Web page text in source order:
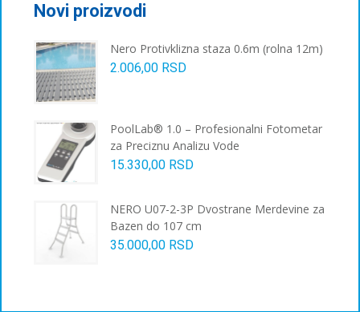
Novi proizvodi
Nero Protivklizna staza 0.6m (rolna 12m)
2.006,00 RSD
PoolLab® 1.0 – Profesionalni Fotometar
za Preciznu Analizu Vode
15.330,00 RSD
NERO U07-2-3P Dvostrane Merdevine za
Bazen do 107 cm
35.000,00 RSD